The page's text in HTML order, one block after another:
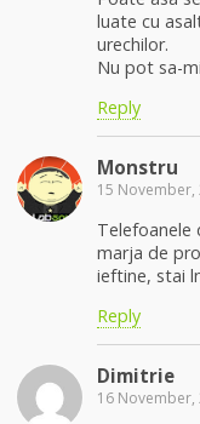
luate cu
urechilor.
Nu pot sa-
Reply
Monstru
15 November,
Telefoanele
marja de
ieftine, stai
Reply
Dimitrie
16 November,